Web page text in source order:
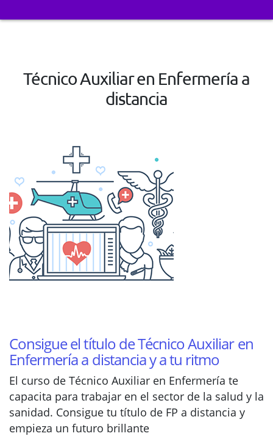
Técnico Auxiliar en Enfermería a
distancia
Consigue el título de Técnico Auxiliar en
Enfermería a distancia y a tu ritmo
El curso de Técnico Auxiliar en Enfermería te
capacita para trabajar en el sector de la salud y la
sanidad. Consigue tu título de FP a distancia y
empieza un futuro brillante